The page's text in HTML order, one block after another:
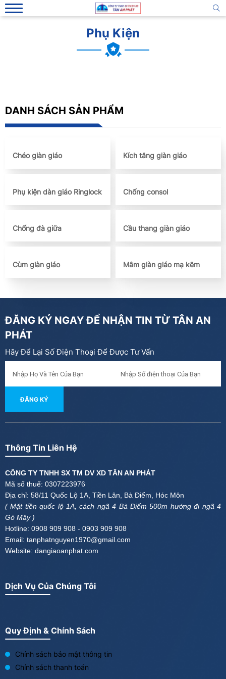
Phụ Kiện
DANH SÁCH SẢN PHẨM
Chéo giàn giáo Kích tăng giàn giáo
Phụ kiện dàn giáo Ringlock Chống consol
Chống đà giữa Cầu thang giàn giáo
Cùm giàn giáo Mâm giàn giáo mạ kẽm
ĐĂNG KÝ NGAY ĐỂ NHẬN TIN TỪ TÂN AN
PHÁT
Hãy Để Lại Số Điện Thoại Để Được Tư Vấn
ĐĂNG KÝ
Thông Tin Liên Hệ
CÔNG TY TNHH SX TM DV XD TÂN AN PHÁT
Mã số thuế: 0307223976
Địa chỉ: 58/11 Quốc Lộ 1A, Tiền Lân, Bà Điểm, Hóc Môn
( Mặt tiền quốc lộ 1A, cách ngã 4 Bà Điểm 500m hướng đi ngã 4
Gò Mây )
Hotline: 0908 909 908 - 0903 909 908
Email: tanphatnguyen1970@gmail.com
Website: dangiaoanphat.com
Dịch Vụ Của Chúng Tôi
Quy Định & Chính Sách
Chính sách bảo mật thông tin
Chính sách thanh toán